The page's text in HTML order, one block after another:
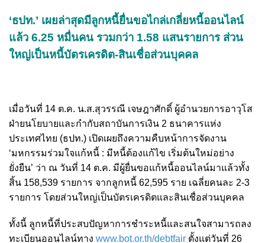
‘ธปท.’ เผยล่าสุดมีลูกหนี้ยื่นขอไกล่เกลี่ยหนี้ออนไลน์
แล้ว 6.25 หมื่นคน รวมกว่า 1.58 แสนรายการ ส่วน
ใหญ่เป็นหนี้บัตรเครดิต-สินเชื่อส่วนบุคคล
เมื่อวันที่ 14 ต.ค. น.ส.สุวรรณี เจษฎาศักดิ์ ผู้อำนวยการอาวุโส
ฝ่ายนโยบายและกำกับสถาบันการเงิน 2 ธนาคารแห่ง
ประเทศไทย (ธปท.) เปิดเผยถึงความคืบหน้าการจัดงาน
‘มหกรรมร่วมใจแก้หนี้ : มีหนี้ต้องแก้ไข เริ่มต้นใหม่อย่าง
ยั่งยืน’ ว่า ณ วันที่ 14 ต.ค. มีผู้ยื่นขอแก้หนี้ออนไลน์มาแล้วทั้ง
สิ้น 158,539 รายการ จากลูกหนี้ 62,595 ราย เฉลี่ยคนละ 2-3
รายการ โดยส่วนใหญ่เป็นบัตรเครดิตและสินเชื่อส่วนบุคคล
ทั้งนี้ ลูกหนี้ที่ประสบปัญหาการชำระหนี้และสนใจสามารถลง
ทะเบียนออนไลน์ทาง www.bot.or.th/debtfair ตั้งแต่วันที่ 26